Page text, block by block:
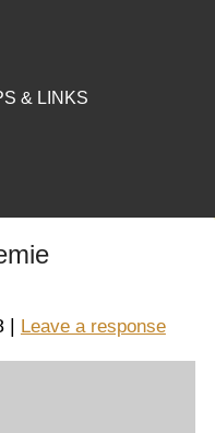
& LINKS
| Leave a response